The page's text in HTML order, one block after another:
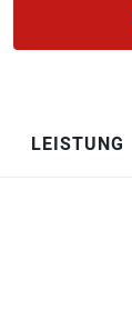
LEISTUNG